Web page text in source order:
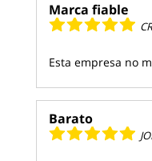
Marca fiable
Esta empresa no
Barato